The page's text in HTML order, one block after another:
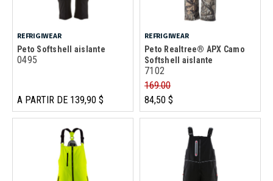
REFRIGIWEAR
Peto Softshell aislante
0495
A PARTIR DE 139,90 $
REFRIGIWEAR
Peto Realtree® APX Camo
Softshell aislante
7102
169.00
84,50 $